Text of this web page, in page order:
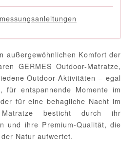
außergewöhnlichen Komfort der
GERMES Outdoor-Matratze,
Outdoor-Aktivitäten – egal
für entspannende Momente im
für eine behagliche Nacht im
besticht durch ihr
und ihre Premium-Qualität, die
Natur aufwertet.